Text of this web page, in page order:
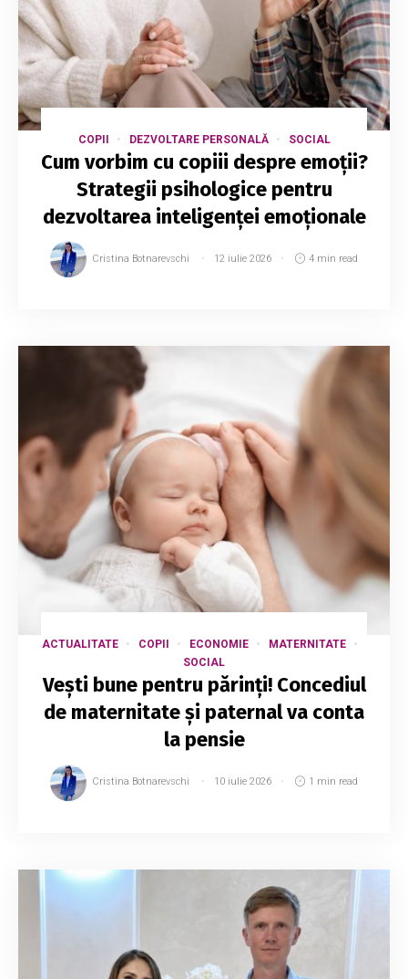
COPII DEZVOLTARE PERSONALĂ SOCIAL
Cum vorbim cu copiii despre emoții?
Strategii psihologice pentru
dezvoltarea inteligenței emoționale
Cristina Botnarevschi 12 iulie 2026 4 min read
ACTUALITATE COPII ECONOMIE
MATERNITATE
SOCIAL
Vești bune pentru părinți! Concediul
de maternitate și paternal va conta
la pensie
Cristina Botnarevschi 10 iulie 2026 1 min read